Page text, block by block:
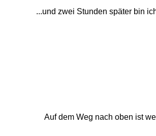
...und zwei Stunden später bin
Auf dem Weg nach oben ist